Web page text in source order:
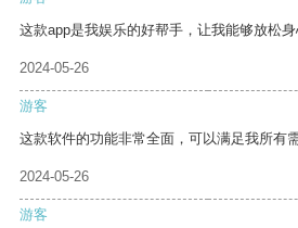
这款app是我娱乐的好帮手，让我能够放松身
2024-05-26
游客
这款软件的功能非常全面，可以满足我所有需
2024-05-26
游客